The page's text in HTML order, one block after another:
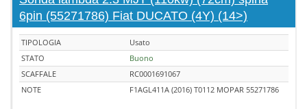
6pin (55271786) Fiat DUCATO (4Y) (14>)
TIPOLOGIA
Usato
STATO
Buono
SCAFFALE
RC0001691067
NOTE
F1AGL411A (2016) T0112 MOPAR 55271786